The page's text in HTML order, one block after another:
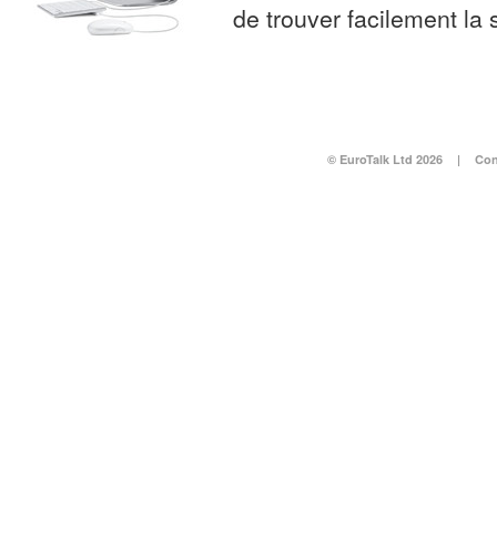
de trouver facilement la
© EuroTalk Ltd 2026 |